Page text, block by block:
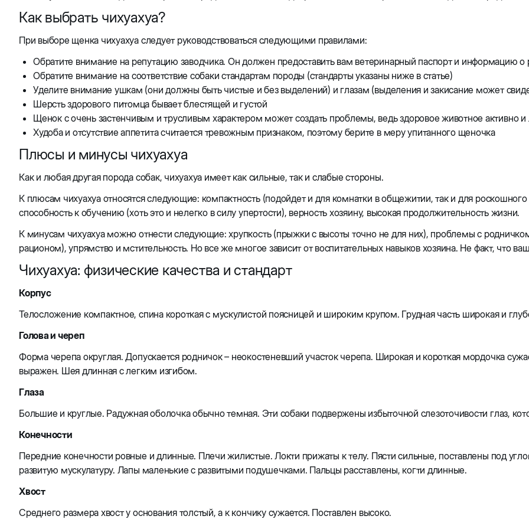
Как выбрать чихуахуа?
При выборе щенка чихуахуа следует руководствоваться следующими правилами:
Обратите внимание на репутацию заводчика. Он должен предоставить вам ветеринарный паспорт и информацию о
Обратите внимание на соответствие собаки стандартам породы (стандарты указаны ниже в статье)
Уделите внимание ушкам (они должны быть чистые и без выделений) и глазам (выделения и закисание может
Шерсть здорового питомца бывает блестящей и густой
Щенок с очень застенчивым и трусливым характером может создать проблемы, ведь здоровое животное активно
Худоба и отсутствие аппетита считается тревожным признаком, поэтому берите в меру упитанного щеночка
Плюсы и минусы чихуахуа
Как и любая другая порода собак, чихуахуа имеет как сильные, так и слабые стороны.
К плюсам чихуахуа относятся следующие: компактность (подойдет и для комнатки в общежитии, так и для роскошного
способность к обучению (хоть это и нелегко в силу упертости), верность хозяину, высокая продолжительность жизни.
К минусам чихуахуа можно отнести следующие: хрупкость (прыжки с высоты точно не для них), проблемы с
рационом), упрямство и мстительность. Но все же многое зависит от воспитательных навыков хозяина. Не факт, что
Чихуахуа: физические качества и стандарт
Корпус
Телосложение компактное, спина короткая с мускулистой поясницей и широким крупом. Грудная часть широкая и
Голова и череп
Форма черепа округлая. Допускается родничок – неокостеневший участок черепа. Широкая и короткая мордочка
выражен. Шея длинная с легким изгибом.
Глаза
Большие и круглые. Радужная оболочка обычно темная. Эти собаки подвержены избыточной слезоточивости глаз,
Конечности
Передние конечности ровные и длинные. Плечи жилистые. Локти прижаты к телу. Пясти сильные, поставлены под
развитую мускулатуру. Лапы маленькие с развитыми подушечками. Пальцы расставлены, когти длинные.
Хвост
Среднего размера хвост у основания толстый, а к кончику сужается. Поставлен высоко.